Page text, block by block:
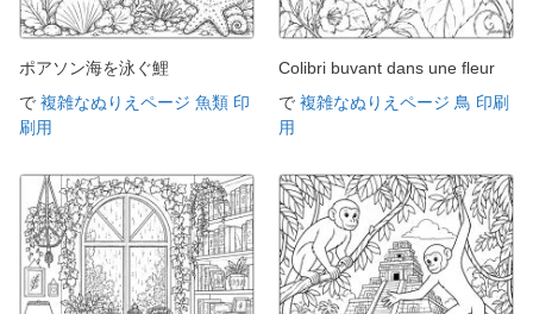
ポアソン海を泳ぐ鯉
で 複雑なぬりえページ 魚類 印
刷用
Colibri buvant dans une fleur
で 複雑なぬりえページ 鳥 印刷
用